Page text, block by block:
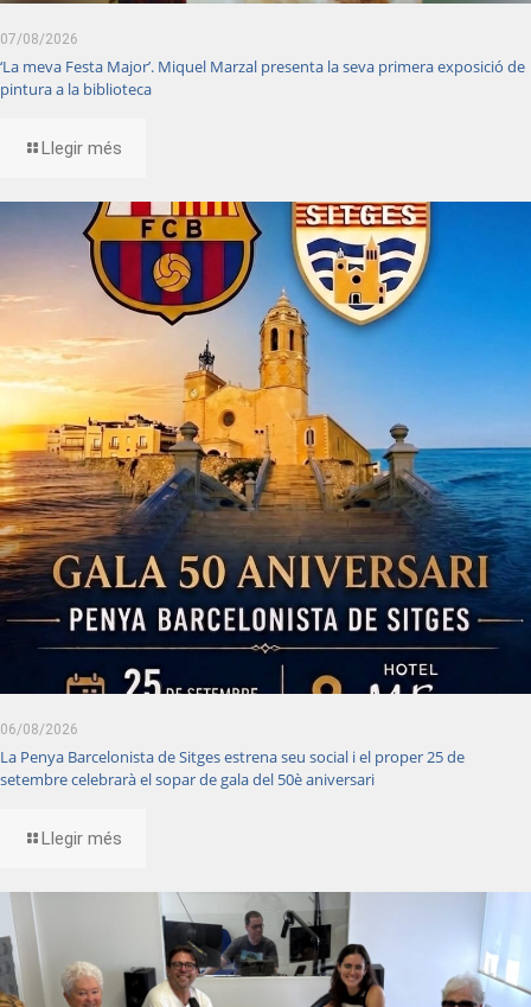
07/08/2026
‘La meva Festa Major’. Miquel Marzal presenta la seva primera exposició de
pintura a la biblioteca
Llegir més
06/08/2026
La Penya Barcelonista de Sitges estrena seu social i el proper 25 de
setembre celebrarà el sopar de gala del 50è aniversari
Llegir més